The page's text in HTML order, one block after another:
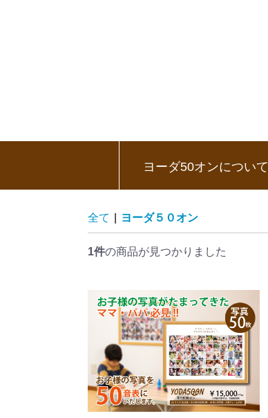
ヨーダ50オンについて
全て ヨーダ５０オン
1件の商品が見つかりました